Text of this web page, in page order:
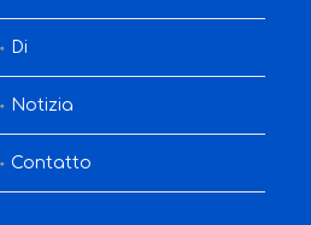
Di
Notizia
Contatto